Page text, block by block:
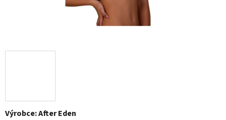
Výrobce: After Eden